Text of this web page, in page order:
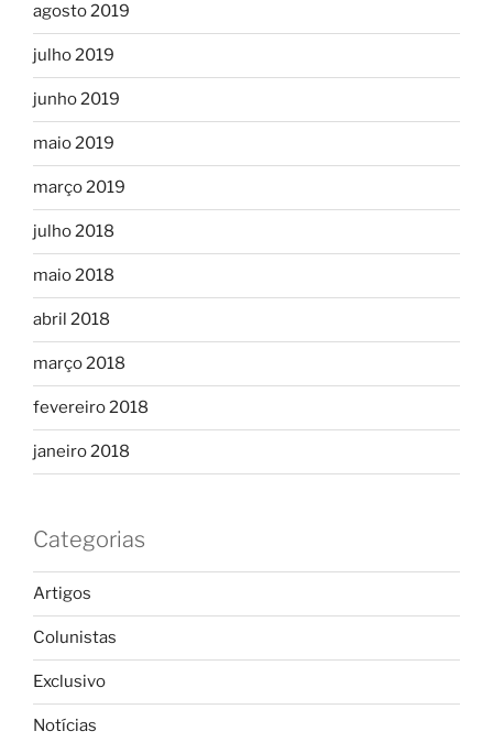
agosto 2019
julho 2019
junho 2019
maio 2019
março 2019
julho 2018
maio 2018
abril 2018
março 2018
fevereiro 2018
janeiro 2018
Categorias
Artigos
Colunistas
Exclusivo
Notícias